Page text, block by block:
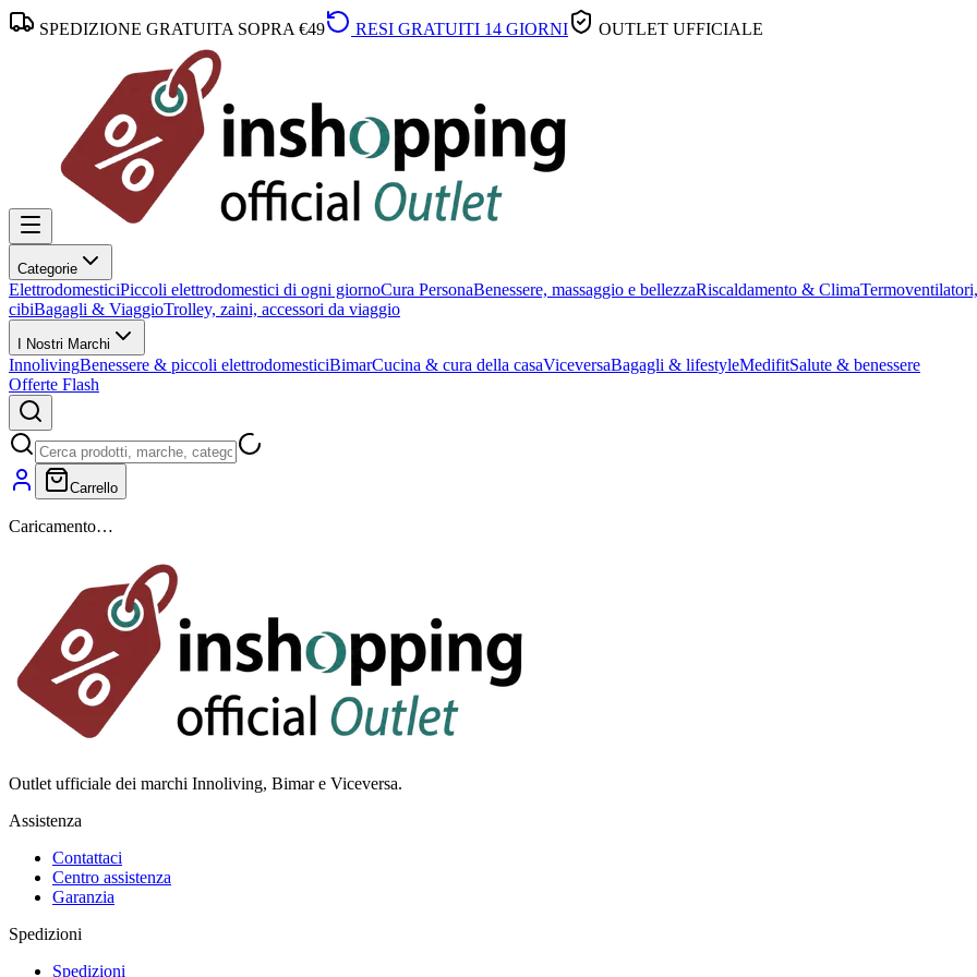
SPEDIZIONE GRATUITA SOPRA €49 RESI GRATUITI 14 GIORNI OUTLET UFFICIALE
Categorie
ElettrodomesticiPiccoli elettrodomestici di ogni giornoCura PersonaBenessere, massaggio e bellezzaRiscaldamento & Clima
cibiBagagli & ViaggioTrolley, zaini, accessori da viaggio
I Nostri Marchi
InnolivingBenessere & piccoli elettrodomesticiBimarCucina & cura della casaViceversaBagagli & lifestyleMedifitSalute & benessere
Offerte Flash
Carrello
Caricamento…
Outlet ufficiale dei marchi Innoliving, Bimar e Viceversa.
Assistenza
Contattaci
Centro assistenza
Garanzia
Spedizioni
Spedizioni